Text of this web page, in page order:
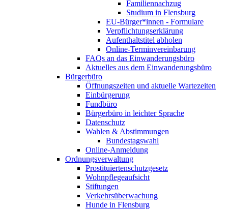
Familiennachzug
Studium in Flensburg
EU-Bürger*innen - Formulare
Verpflichtungserklärung
Aufenthaltstitel abholen
Online-Terminvereinbarung
FAQs an das Einwanderungsbüro
Aktuelles aus dem Einwanderungsbüro
Bürgerbüro
Öffnungszeiten und aktuelle Wartezeiten
Einbürgerung
Fundbüro
Bürgerbüro in leichter Sprache
Datenschutz
Wahlen & Abstimmungen
Bundestagswahl
Online-Anmeldung
Ordnungsverwaltung
Prostituiertenschutzgesetz
Wohnpflegeaufsicht
Stiftungen
Verkehrsüberwachung
Hunde in Flensburg